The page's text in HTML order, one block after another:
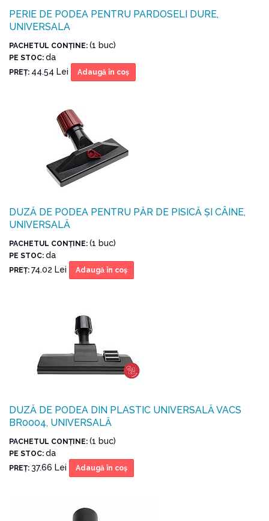
PERIE DE PODEA PENTRU PARDOSELI DURE,
UNIVERSALA
PACHETUL CONŢINE: (1 buc)
PE STOC: da
PREŢ: 44.54 Lei Adaugă în coş
DUZĂ DE PODEA PENTRU PĂR DE PISICĂ ȘI CÂINE,
UNIVERSALĂ
PACHETUL CONŢINE: (1 buc)
PE STOC: da
PREŢ: 74.02 Lei Adaugă în coş
DUZĂ DE PODEA DIN PLASTIC UNIVERSALĂ VACS
BR0004, UNIVERSALĂ
PACHETUL CONŢINE: (1 buc)
PE STOC: da
PREŢ: 37.66 Lei Adaugă în coş